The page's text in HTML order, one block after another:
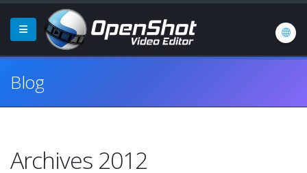
Blog
Archives 2012